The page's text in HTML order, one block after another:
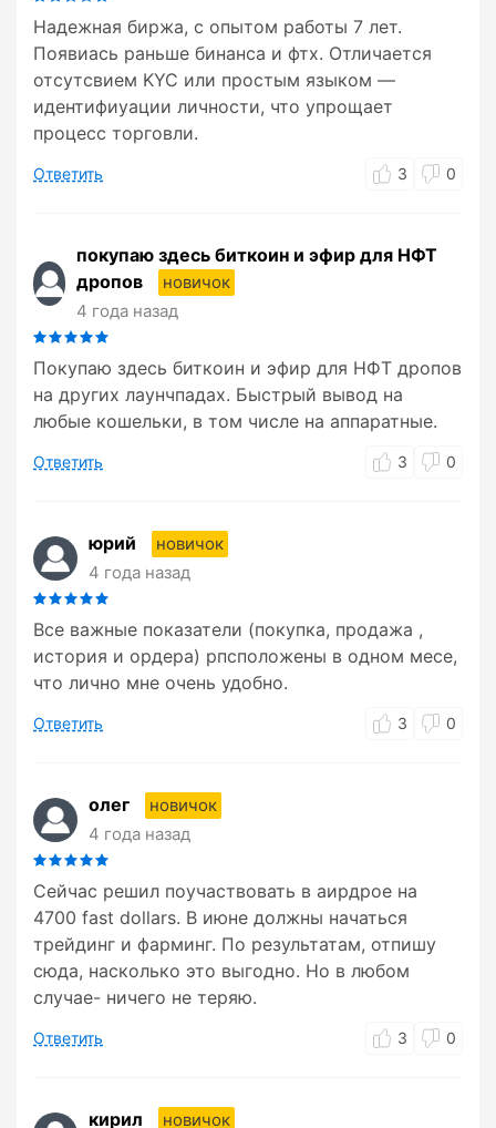
Надежная биржа, с опытом работы 7 лет.
Появиась раньше бинанса и фтх. Отличается
отсутсвием KYC или простым языком —
идентифиуации личности, что упрощает
процесс торговли.
Ответить 3 0
покупаю здесь биткоин и эфир для НФТ
дропов
новичок
4 года назад
Покупаю здесь биткоин и эфир для НФТ дропов
на других лаунчпадах. Быстрый вывод на
любые кошельки, в том числе на аппаратные.
Ответить 3 0
юрий
новичок
4 года назад
Все важные показатели (покупка, продажа ,
история и ордера) рпсположены в одном месе,
что лично мне очень удобно.
Ответить 3 0
олег
новичок
4 года назад
Сейчас решил поучаствовать в аирдрое на
4700 fast dollars. В июне должны начаться
трейдинг и фарминг. По результатам, отпишу
сюда, насколько это выгодно. Но в любом
случае- ничего не теряю.
Ответить 3 0
кирил новичок